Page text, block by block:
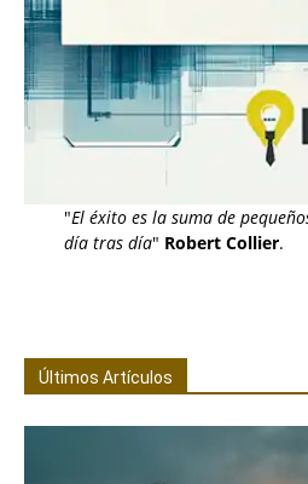
"El éxito es la suma de
día tras día" Robert Collier.
Últimos Artículos